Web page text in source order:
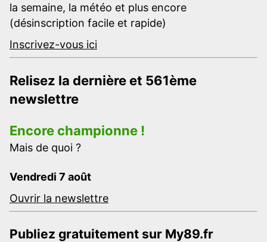
la semaine, la météo et plus encore
(désinscription facile et rapide)
Inscrivez-vous ici
Relisez la dernière et 561ème
newslettre
Encore championne !
Mais de quoi ?
Vendredi 7 août
Ouvrir la newslettre
Publiez gratuitement sur My89.fr